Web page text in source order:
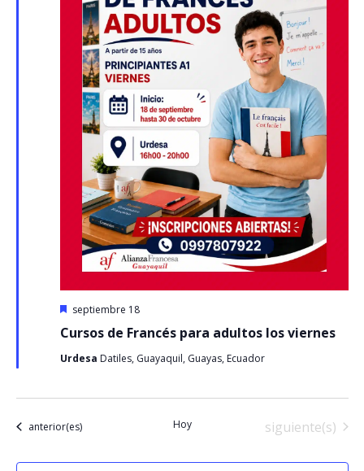
Cursos de Francés para adultos los viernes
Destacado
septiembre 18
Urdesa Datiles, Guayaquil, Guayas, Ecuador
Eventos
anterior(es) Hoy Eventos
siguiente(s)